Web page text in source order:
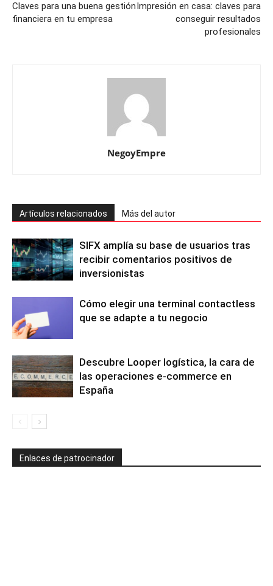
Claves para una buena gestión
financiera en tu empresa
Impresión en casa: claves para
conseguir resultados
profesionales
NegoyEmpre
Artículos relacionados Más del autor
SIFX amplía su base de usuarios tras
recibir comentarios positivos de
inversionistas
Cómo elegir una terminal contactless
que se adapte a tu negocio
Descubre Looper logística, la cara de
las operaciones e-commerce en
España
Enlaces de patrocinador